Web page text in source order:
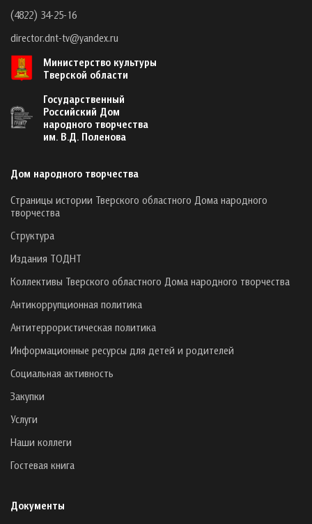
(4822) 34-25-16
director.dnt-tv@yandex.ru
Министерство культуры
Тверской области
Государственный
Российский Дом
народного творчества
им. В.Д. Поленова
Дом народного творчества
Страницы истории Тверского областного Дома народного
творчества
Структура
Издания ТОДНТ
Коллективы Тверского областного Дома народного творчества
Антикоррупционная политика
Антитеррористическая политика
Информационные ресурсы для детей и родителей
Социальная активность
Закупки
Услуги
Наши коллеги
Гостевая книга
Документы